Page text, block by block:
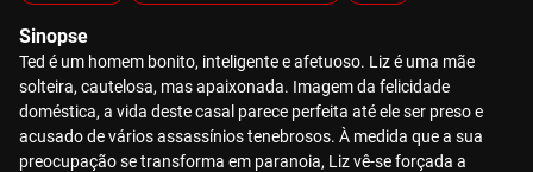
Sinopse
Ted é um homem bonito, inteligente e afetuoso. Liz é uma mãe
solteira, cautelosa, mas apaixonada. Imagem da felicidade
doméstica, a vida deste casal parece perfeita até ele ser preso e
acusado de vários assassínios tenebrosos. À medida que a sua
preocupação se transforma em paranoia, Liz vê-se forçada a